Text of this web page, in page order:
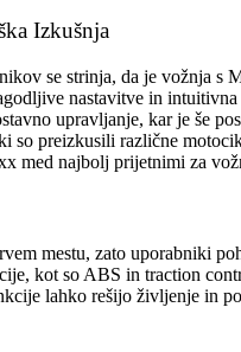
Izkušnja
se strinja, da je vožnja s
nastavitve in
upravljanje, kar je še
so preizkusili različne
med najbolj prijetnimi za
mestu, zato uporabniki
kot so ABS in traction
lahko rešijo življenje in